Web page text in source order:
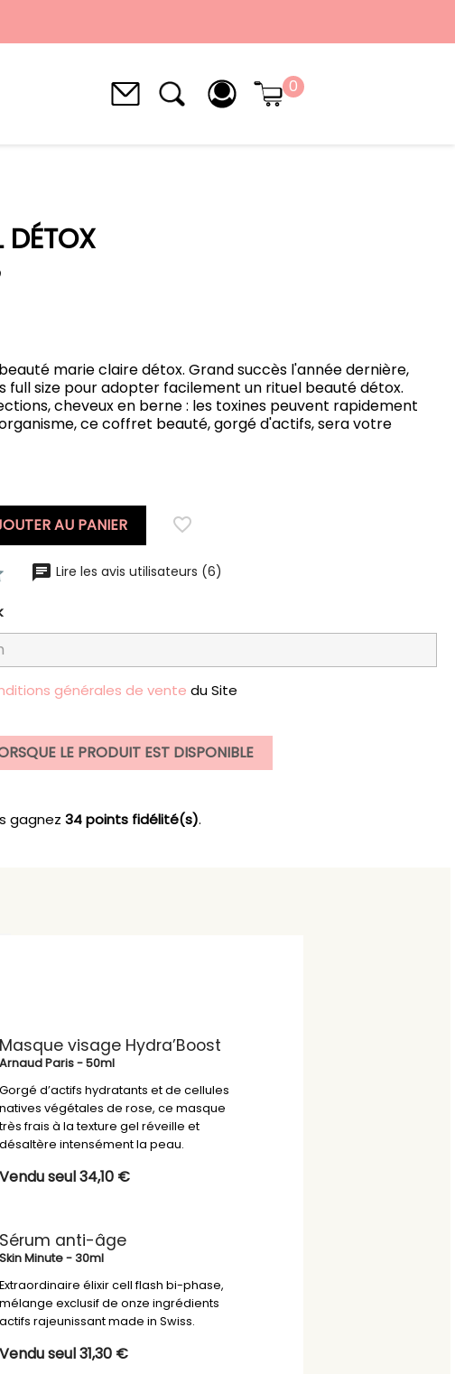
0
DÉTOX
marie claire détox. Grand succès l'année dernière,
full size pour adopter facilement un rituel beauté détox.
cheveux en berne : les toxines peuvent rapidement
ce coffret beauté, gorgé d'actifs, sera votre
AU PANIER favorite_border
Lire les avis utilisateurs (6)
générales de vente du Site
LE PRODUIT EST DISPONIBLE
gagnez 34points fidélité(s).
Masque visage Hydra’Boost
Arnaud Paris- 50ml
Gorgé d’actifs hydratants et de cellules
natives végétales de rose, ce masque
frais à la texture gel réveille et
désaltère intensément la peau.
Vendu seul 34,10 €
Sérum anti-âge
Skin Minute- 30ml
Extraordinaire élixir cell flash bi-phase,
mélange exclusif de onze ingrédients
actifs rajeunissant made in Swiss.
Vendu seul 31,30 €